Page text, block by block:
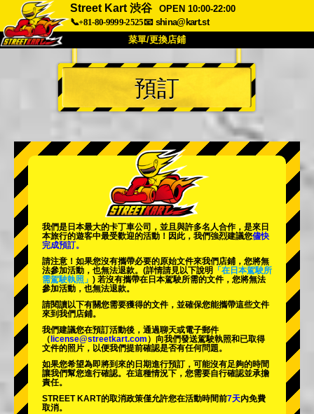
Street Kart 渋谷
OPEN 10:00-22:00
📞+81-80-9999-2525📧 shina@kart.st
菜單/更換店鋪
首頁
關於 規格 價格
公司 預訂
更換店鋪
東京 秋葉原 #2
東京 澀谷附店 東京灣
東京 淺草 大阪
沖繩
預訂
我們是日本最大的卡丁車公司，並且與許多名人合作，是來日
本旅行的遊客中最受歡迎的活動 ！因此，我們強烈建議您儘快
完成預訂。
請注意！如果您沒有攜帶必要的原始文件來我們店鋪，您將無
法參加活動，也無法退款。 (詳情請見以下說明
「在日本駕駛所
需駕駛執照」 ) 若沒有攜帶在日本駕駛所需的文件，您將無法
參加活動，也無法退款。
請閱讀以下有關您需要獲得的文件，並確保您能攜帶這些文件
來到我們店鋪。
我們建議您在預訂活動後，通過聊天或電子郵件
（ license@streetkart.com ）向我們發送駕駛執照和已取得
文件的照片，以便我們提前確認是否有任何問題。
如果您希望為即將到來的日期進行預訂，可能沒有足夠的時間
讓我們幫您進行確認。在這種情況下，您需要自行確認並承擔
責任。
STREET KART的取消政策僅允許您在活動時間前7天內免費
取消。